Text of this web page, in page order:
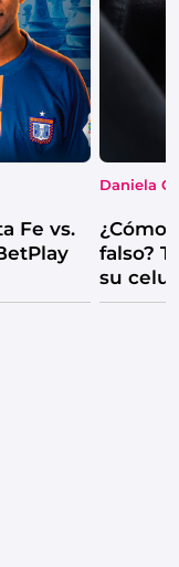
Fe vs.
Daniela
¿Cómo
falso?
su